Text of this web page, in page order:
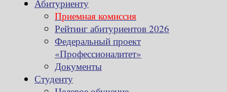
Абитуриенту
Приемная комиссия
Рейтинг абитуриентов 2026
Федеральный проект
«Профессионалитет»
Документы
Студенту